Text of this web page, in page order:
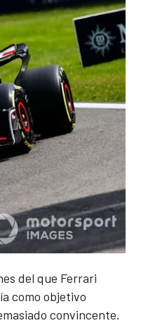
del que Ferrari
como objetivo
convincente.